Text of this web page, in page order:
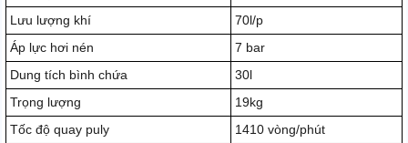
Lưu lượng khí
70l/p
Áp lực hơi nén
7 bar
Dung tích bình chứa
30l
Trọng lượng
19kg
Tốc độ quay puly
1410 vòng/phút